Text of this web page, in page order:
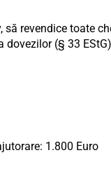
să revendice toate
dovezilor (§ 33
1.800 Euro